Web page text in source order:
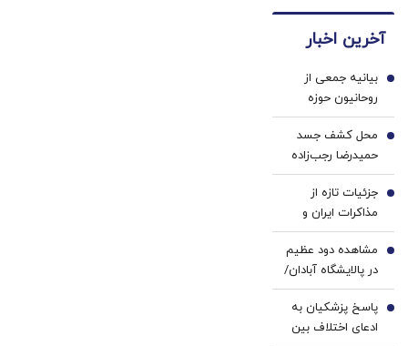
میلیون
و
ارسال
از
داروخانه‌
پزشکی
سفید
کننده
خانگی
آخرین اخبار
بیانیه جمعی از
روحانیون حوزه
علمیه در حمایت از
پزشکیان و تیم
دیپلماسی کشور
1
محل کشف جسد
حمیدرضا رجب‌زاده
اعلام شد
2
جزئیات تازه از
مذاکرات ایران و
عمان به روایت یک
نماینده مجلس/ به
صراحت به طرف
عمانی گفته‌ایم
که...
3
مشاهده دود عظیم
در پالایشگاه آبادان/
ماجرا چه بود؟
4
پاسخ پزشکیان به
ادعای اختلاف بین
5